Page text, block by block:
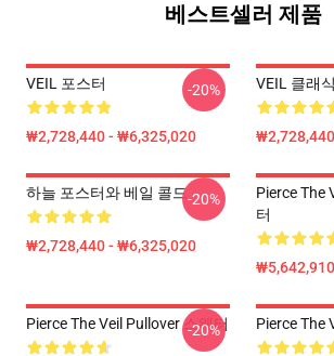
베스트셀러 제품
VEIL 포스터
₩2,728,440 - ₩6,325,020
-20% VEIL 클래
하늘 포스터와 베일 콜드
₩2,728,440 - ₩6,325,020
-20%
Pierce The
터
Pierce The Veil Pullover 스웨터
-20% Pierce The